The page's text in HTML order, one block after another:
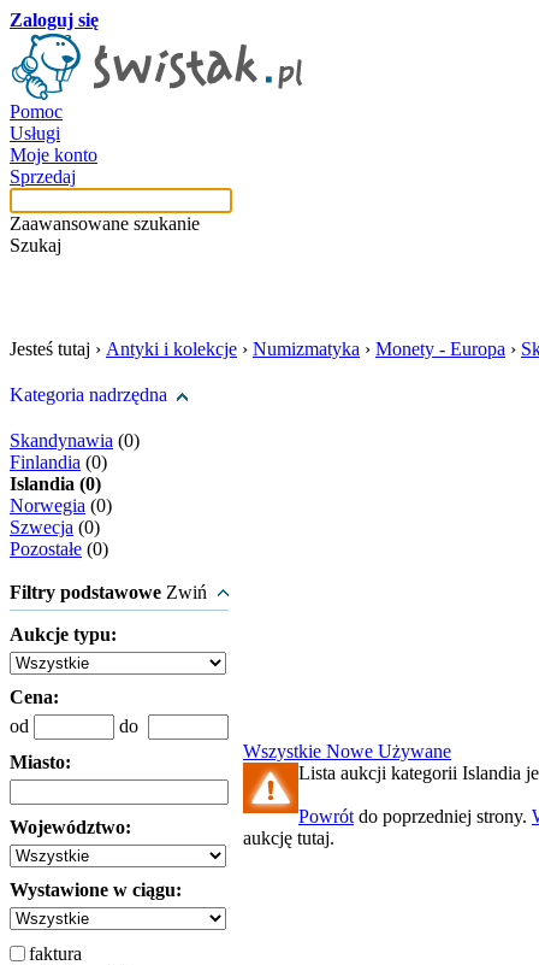
Zaloguj się
Pomoc
Usługi
Moje konto
Sprzedaj
Zaawansowane szukanie
Szukaj
Jesteś tutaj › Antyki i kolekcje › Numizmatyka › Monety - Europa ›
Kategoria nadrzędna
Skandynawia (0)
Finlandia (0)
Islandia (0)
Norwegia (0)
Szwecja (0)
Pozostałe (0)
Filtry podstawowe Zwiń
Aukcje typu:
Cena:
od
do
Miasto:
Województwo:
Wystawione w ciągu:
faktura
Wszystkie Nowe Używane
Lista aukcji kategorii Islandia
Powrót do poprzedniej strony.
aukcję tutaj.